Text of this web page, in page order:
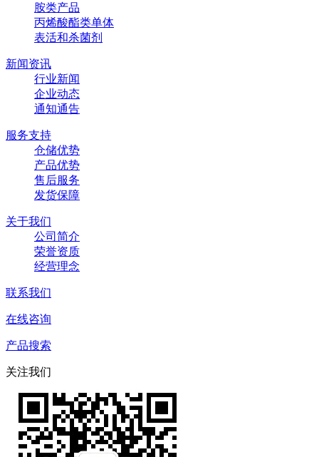
胺类产品
丙烯酸酯类单体
表活和杀菌剂
新闻资讯
行业新闻
企业动态
通知通告
服务支持
仓储优势
产品优势
售后服务
发货保障
关于我们
公司简介
荣誉资质
经营理念
联系我们
在线咨询
产品搜索
关注我们